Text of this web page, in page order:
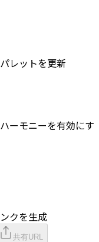
レットを更新
ーモニーを有効にす
クを生成
共有URL